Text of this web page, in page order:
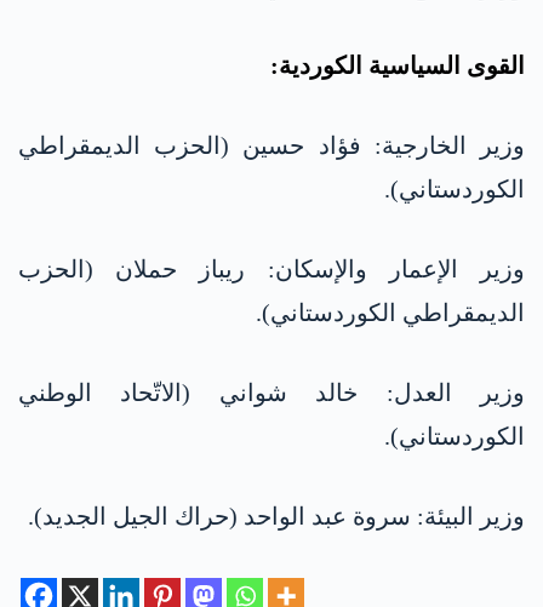
القوى السياسية الكوردية:
وزير الخارجية: فؤاد حسين (الحزب الديمقراطي
الكوردستاني).
وزير الإعمار والإسكان: ريباز حملان (الحزب
الديمقراطي الكوردستاني).
وزير العدل: خالد شواني (الاتّحاد الوطني
الكوردستاني).
وزير البيئة: سروة عبد الواحد (حراك الجيل الجديد).